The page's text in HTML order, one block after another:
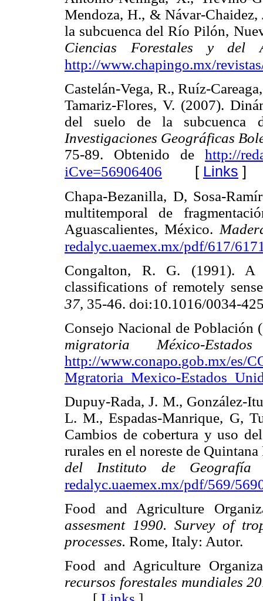
Mendoza, H., & Návar-
la subcuenca del Río Pilón,
Ciencias Forestales y del
http://www.chapingo.mx/
Castelán-Vega, R., Ruíz-
Tamariz-Flores, V. (2007).
del suelo de la subcuenca
Investigaciones Geográficas
75-89. Obtenido de http://
iCve=56906406 [ Links ]
Chapa-Bezanilla, D, Sosa-
multitemporal de
Aguascalientes, México.
redalyc.uaemex.mx/pdf/617/
Congalton, R. G. (1991). A
classifications of remotely
37, 35-46. doi:10.1016/0034-
Consejo Nacional de
migratoria México-
http://www.conapo.gob.mx/es/
Mgratoria_Mexico-
Dupuy-Rada, J. M., González-
L. M., Espadas-Manrique, G,
Cambios de cobertura y uso
rurales en el noreste de
del Instituto de Geografía
redalyc.uaemex.mx/pdf/569/
Food and Agriculture
assesment 1990. Survey of
processes. Rome, Italy:
Food and Agriculture
recursos forestales mundiales